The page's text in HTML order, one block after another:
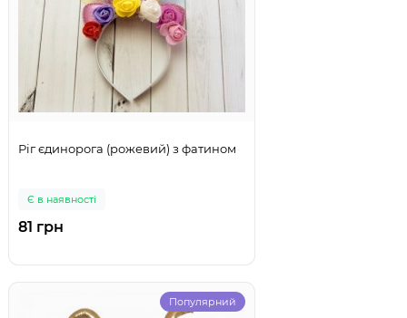
Ріг єдинорога (рожевий) з фатином
Є в наявності
81 грн
Популярний